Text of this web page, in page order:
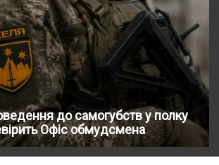
до самогубств у полку
Офіс обмудсмена